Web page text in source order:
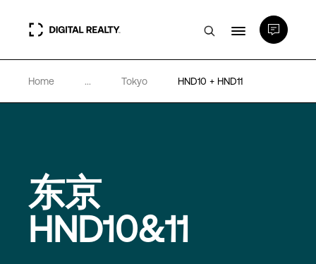
数据中心
合作伙伴
专业知识和资源
Home ... Tokyo HND10 + HND11
东京
HND10&11